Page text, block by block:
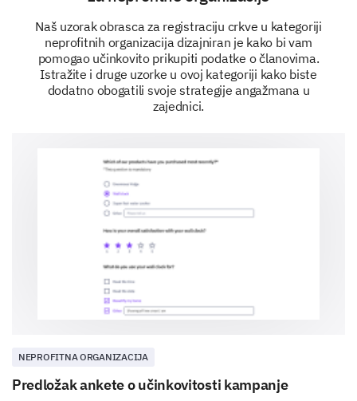
Tvoje sudjelovanje
Cijenimo tvoje sudjelovanje i voljeli bismo znati kako
želiš doprinijeti našoj zajednici.
Bi li bio zainteresiran za volonterski rad?
U kojim područjima bi volio volonterirati? (Polje
za komentar za dodatne informacije)
Podučavanje
Organizacija događaja
Naš uzorak obrasca za registraciju crkve u kategoriji
neprofitnih organizacija dizajniran je kako bi vam
pomogao učinkovito prikupiti podatke o članovima.
Istražite i druge uzorke u ovoj kategoriji kako biste
dodatno obogatili svoje strategije angažmana u
zajednici.
NEPROFITNA ORGANIZACIJA
Predložak ankete o učinkovitosti kampanje